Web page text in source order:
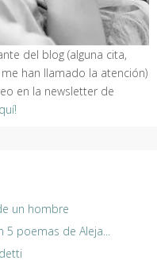
del blog (alguna cita,
han llamado la atención)
en la newsletter de
un hombre
5 poemas de Aleja...